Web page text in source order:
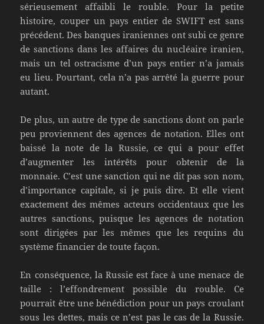
sérieusement affaibli le rouble. Pour la petite
histoire, couper un pays entier de SWIFT est sans
précédent. Des banques iraniennes ont subi ce genre
de sanctions dans les affaires du nucléaire iranien,
mais un tel ostracisme d’un pays entier n’a jamais
eu lieu. Pourtant, cela n’a pas arrêté la guerre pour
autant.
De plus, un autre de type de sanctions dont on parle
peu proviennent des agences de notation. Elles ont
baissé la note de la Russie, ce qui a pour effet
d’augmenter les intérêts pour obtenir de la
monnaie. C’est une sanction qui ne dit pas son nom,
d’importance capitale, si je puis dire. Et elle vient
exactement des mêmes acteurs occidentaux que les
autres sanctions, puisque les agences de notation
sont dirigées par les mêmes que les requins du
système financier de toute façon.
En conséquence, la Russie est face à une menace de
taille : l’effondrement possible du rouble. Ce
pourrait être une bénédiction pour un pays croulant
sous les dettes, mais ce n’est pas le cas de la Russie.